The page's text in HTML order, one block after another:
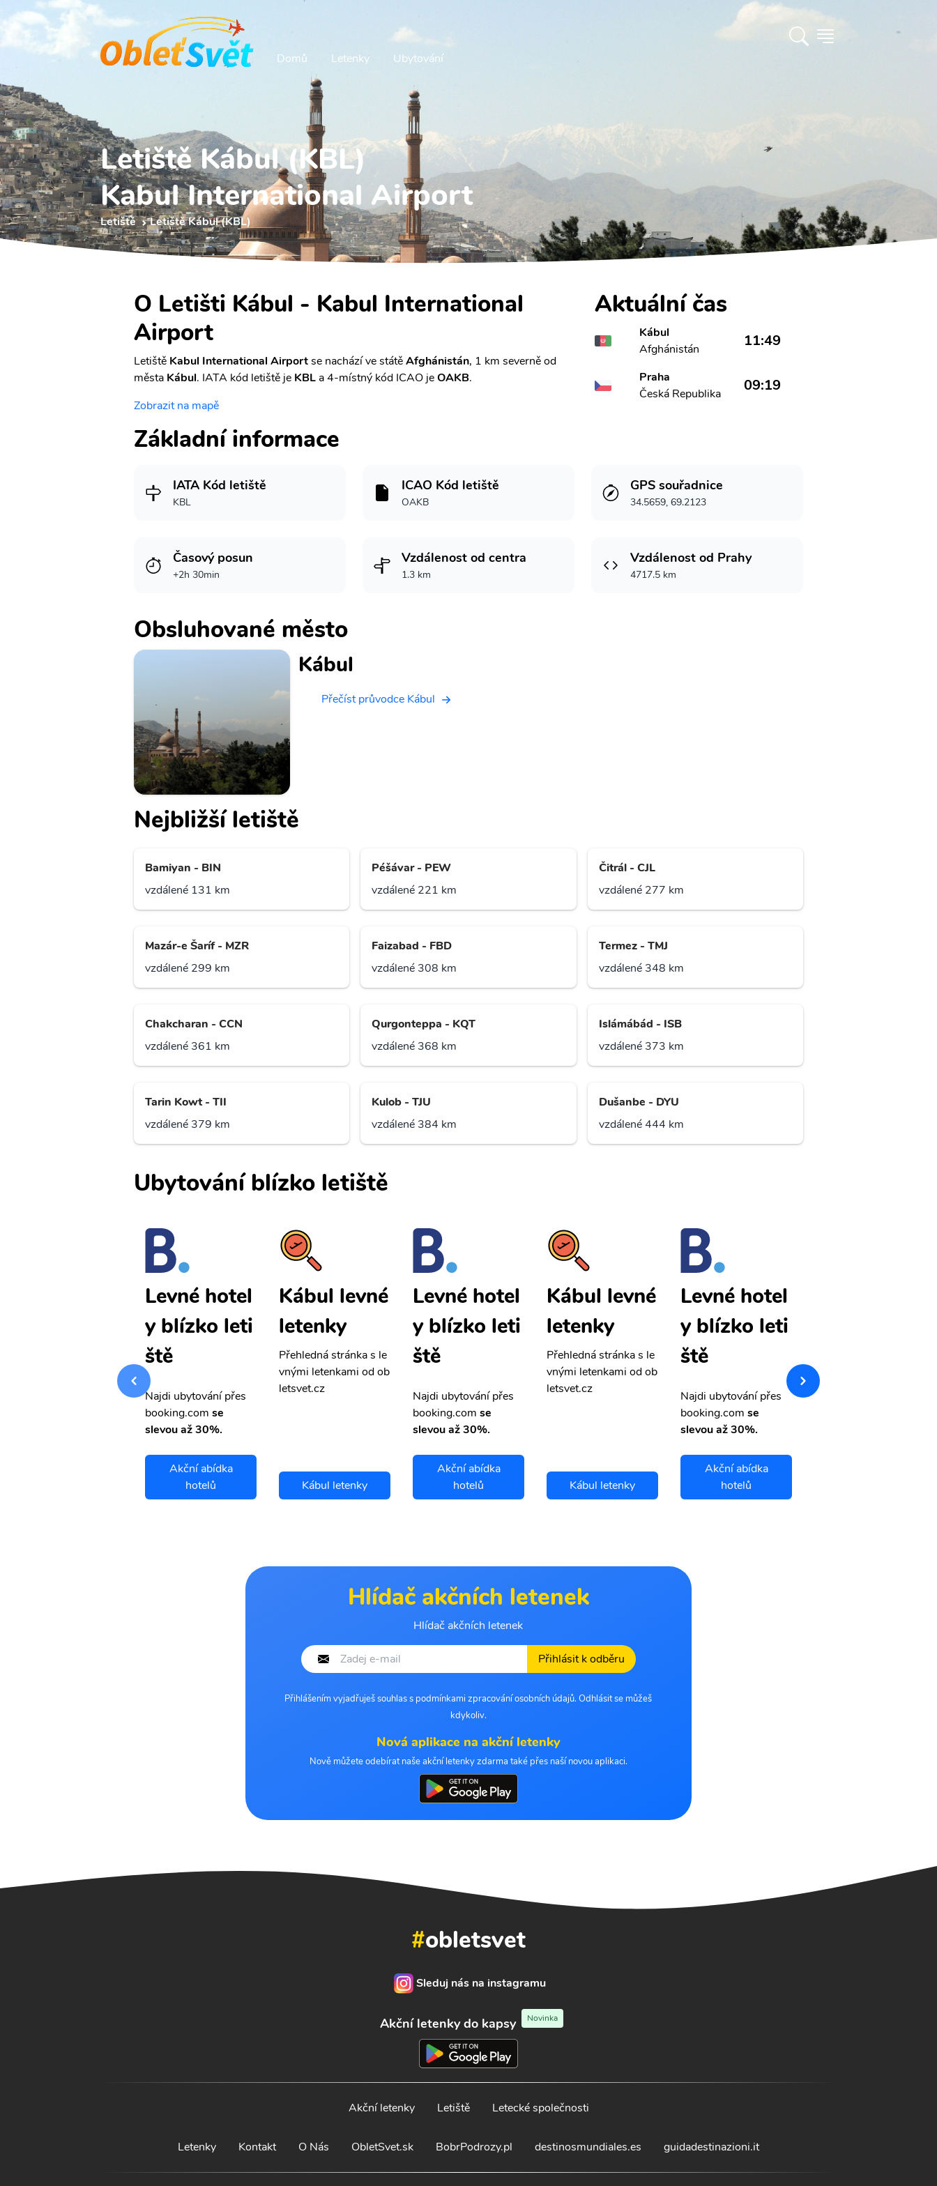
Domů Letenky Ubytování
Letiště Kábul (KBL)
Kabul International Airport
Letiště Letiště Kábul (KBL)
O Letišti Kábul - Kabul International
Airport
Letiště Kabul International Airportse nachází ve státěAfghánistán, 1 km severně od
města Kábul. IATA kód letiště je KBL a 4-místný kód ICAO jeOAKB.
Zobrazit na mapě
Aktuální čas
Kábul
Afghánistán
11:49
Praha
Česká Republika
09:19
Základní informace
IATA Kód letiště
KBL
ICAO Kód letiště
OAKB
GPS souřadnice
34.5659, 69.2123
Časový posun
+2h 30min
Vzdálenost od centra
1.3 km
Vzdálenost od Prahy
4717.5 km
Obsluhované město
Kábul
Přečíst průvodce Kábul
Nejbližší letiště
Bamiyan - BIN
vzdálené 131 km
Péšávar - PEW
vzdálené 221 km
Čitrál - CJL
vzdálené 277 km
Mazár-e Šaríf - MZR
vzdálené 299 km
Faizabad - FBD
vzdálené 308 km
Termez - TMJ
vzdálené 348 km
Chakcharan - CCN
vzdálené 361 km
Qurgonteppa - KQT
vzdálené 368 km
Islámábád - ISB
vzdálené 373 km
Tarin Kowt - TII
vzdálené 379 km
Kulob - TJU
vzdálené 384 km
Dušanbe - DYU
vzdálené 444 km
Ubytování blízko letiště
vnými letenkami od ob
Levné hotel
y blízko leti
ště
Najdi ubytování přes
booking.com se
slevou až 30%.
Akční abídka
hotelů
Kábul levné
letenky
Přehledná stránka s le
vnými letenkami od ob
letsvet.cz
Kábul letenky
Levné hotel
y blízko leti
ště
Najdi ubytování přes
booking.com se
slevou až 30%.
Akční abídka
hotelů
Kábul levné
letenky
Přehledná stránka s le
vnými letenkami od ob
letsvet.cz
Kábul letenky
Levné hotel
y blízko leti
ště
Najdi ubytování přes
booking.com se
slevou až 30%.
Akční abídka
hotelů
vnými letenkami od ob
letsvet.cz
Hlídač akčních letenek
Hlídač akčních letenek
Přihlásit k odběru
Přihlášením vyjadřuješ souhlas s podmínkami zpracování osobních údajů. Odhlásit se můžeš
kdykoliv.
Nová aplikace na akční letenky
Nově můžete odebírat naše akční letenky zdarma také přes naší novou aplikaci.
#obletsvet
Sleduj nás na instagramu
Akční letenky do kapsy Novinka
Akční letenky Letiště Letecké společnosti
Letenky Kontakt O Nás ObletSvet.sk BobrPodrozy.pl destinosmundiales.es guidadestinazioni.it